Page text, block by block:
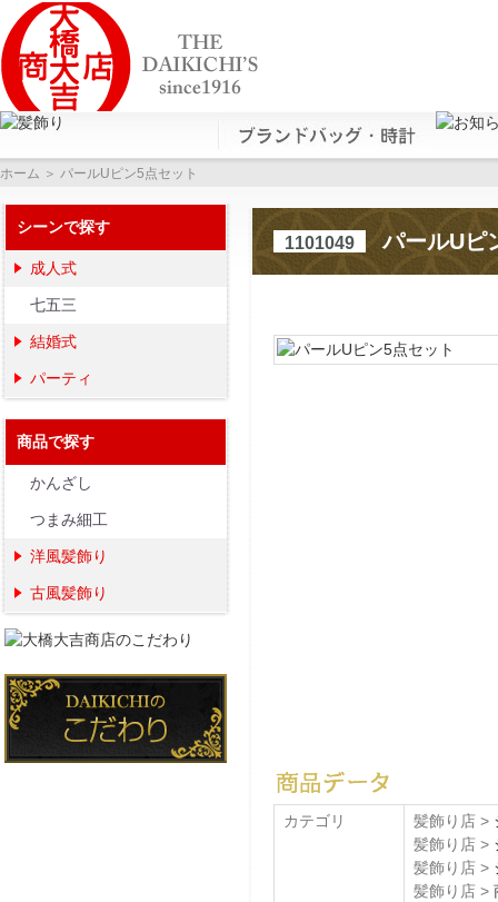
ホーム ＞ パールUピン5点セット
1101049 パールUピ
カテゴリ 髪飾り店 >
髪飾り店 >
髪飾り店 >
髪飾り店 >
シーンで探す
成人式
七五三
結婚式
パーティ
商品で探す
かんざし
つまみ細工
洋風髪飾り
古風髪飾り